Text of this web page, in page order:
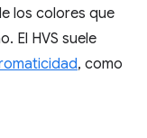
los colores que
El HVS suele
, como